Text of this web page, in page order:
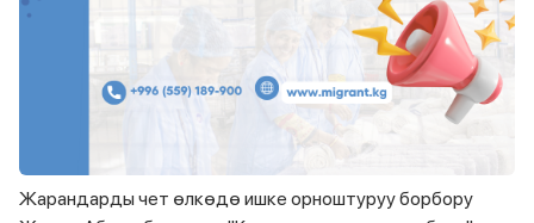
Жарандарды чет өлкөдө ишке орноштуруу борбору